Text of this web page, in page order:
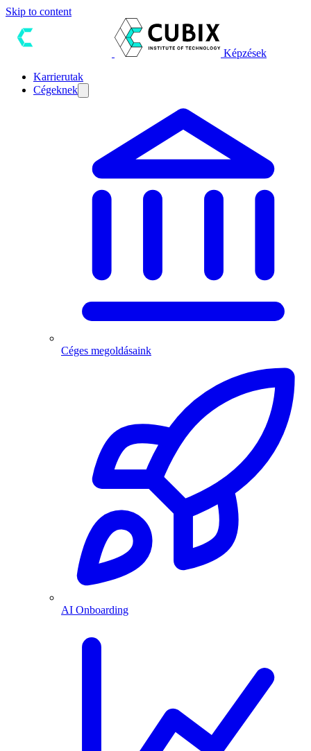
Skip to content
Képzések
Karrierutak
Cégeknek
Céges megoldásaink
AI Onboarding